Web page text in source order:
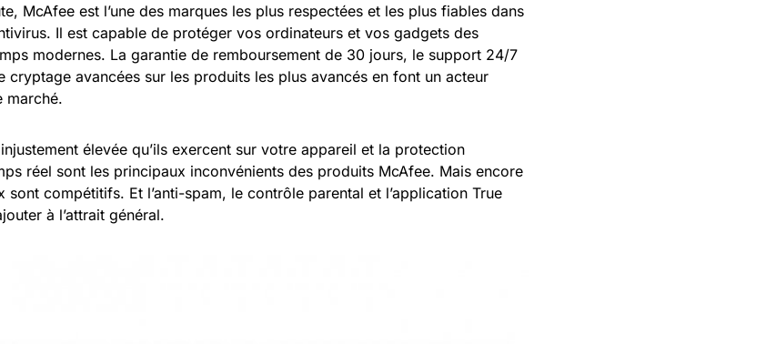
McAfee est l’une des marques les plus respectées et les plus fiables dans
Il est capable de protéger vos ordinateurs et vos gadgets des
modernes. La garantie de remboursement de 30 jours, le support 24/7
cryptage avancées sur les produits les plus avancés en font un acteur
marché.
élevée qu’ils exercent sur votre appareil et la protection
réel sont les principaux inconvénients des produits McAfee. Mais encore
sont compétitifs. Et l’anti-spam, le contrôle parental et l’application True
à l’attrait général.